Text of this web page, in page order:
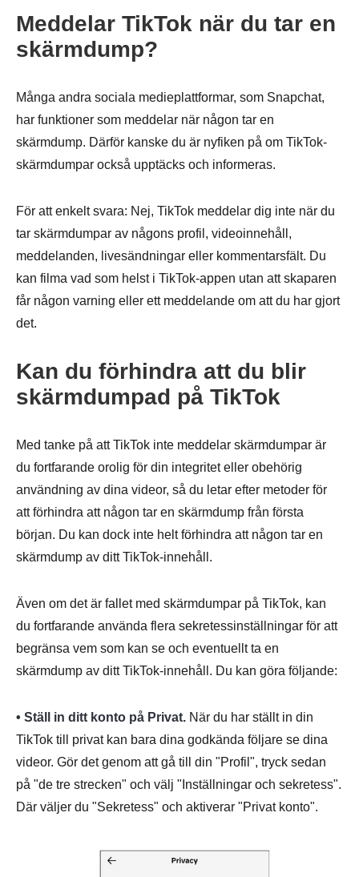
Meddelar TikTok när du tar en
skärmdump?
Många andra sociala medieplattformar, som Snapchat,
har funktioner som meddelar när någon tar en
skärmdump. Därför kanske du är nyfiken på om TikTok-
skärmdumpar också upptäcks och informeras.
För att enkelt svara: Nej, TikTok meddelar dig inte när du
tar skärmdumpar av någons profil, videoinnehåll,
meddelanden, livesändningar eller kommentarsfält. Du
kan filma vad som helst i TikTok-appen utan att skaparen
får någon varning eller ett meddelande om att du har gjort
det.
Kan du förhindra att du blir
skärmdumpad på TikTok
Med tanke på att TikTok inte meddelar skärmdumpar är
du fortfarande orolig för din integritet eller obehörig
användning av dina videor, så du letar efter metoder för
att förhindra att någon tar en skärmdump från första
början. Du kan dock inte helt förhindra att någon tar en
skärmdump av ditt TikTok-innehåll.
Även om det är fallet med skärmdumpar på TikTok, kan
du fortfarande använda flera sekretessinställningar för att
begränsa vem som kan se och eventuellt ta en
skärmdump av ditt TikTok-innehåll. Du kan göra följande:
• Ställ in ditt konto på Privat. När du har ställt in din
TikTok till privat kan bara dina godkända följare se dina
videor. Gör det genom att gå till din "Profil", tryck sedan
på "de tre strecken" och välj "Inställningar och sekretess".
Där väljer du "Sekretess" och aktiverar "Privat konto".